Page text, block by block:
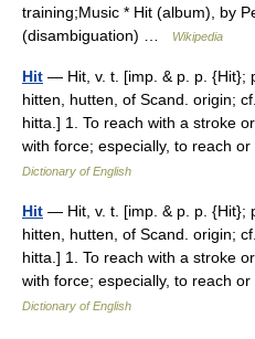
training;Music * Hit (album), by
(disambiguation) …
Wikipedia
Hit — Hit, v. t. [imp. & p. p. {Hit};
hitten, hutten, of Scand. origin;
hitta.] 1. To reach with a stroke
with force; especially, to reach
Dictionary of English
Hit — Hit, v. t. [imp. & p. p. {Hit};
hitten, hutten, of Scand. origin;
hitta.] 1. To reach with a stroke
with force; especially, to reach
Dictionary of English